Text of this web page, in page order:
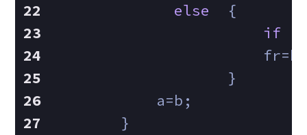
else
  {
if
                    }
            a=b;
        }